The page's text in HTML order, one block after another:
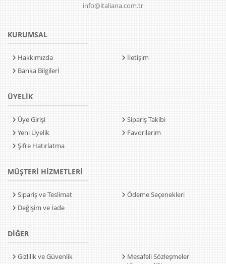
info@italiana.com.tr
KURUMSAL
Hakkımızda
Banka Bilgilerİ
İletişim
ÜYELİK
Üye Girişi
Yeni Üyelik
Şifre Hatırlatma
Sipariş Takibi
Favorilerim
MÜŞTERİ HİZMETLERİ
Sipariş ve Teslimat
Değişim ve İade
Ödeme Seçenekleri
DİĞER
Gizlilik ve Güvenlik
Mesafeli Sözleşmeler